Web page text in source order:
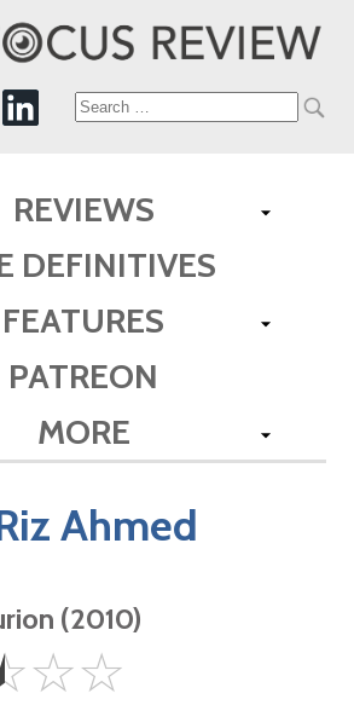
Search
REVIEWS
DEFINITIVES
FEATURES
PATREON
MORE
Ahmed
(2010)
☆☆